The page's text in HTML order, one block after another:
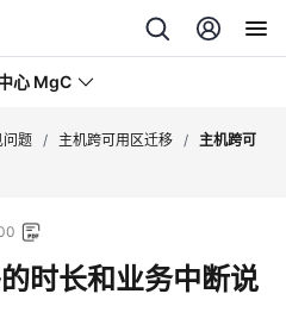
心 MgC
问题 / 主机跨可用区迁移 / 主机跨可
时长和业务中断说